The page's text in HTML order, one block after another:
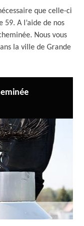
que celle-ci
A l’aide de nos
Nous vous
la ville de Grande